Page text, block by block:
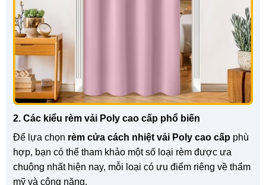
2. Các kiểu rèm vải Poly cao cấp phổ biến
Để lựa chọn rèm cửa cách nhiệt vải Poly cao cấp phù
hợp, bạn có thể tham khảo một số loại rèm được ưa
chuộng nhất hiện nay, mỗi loại có ưu điểm riêng về thẩm
mỹ và công năng.